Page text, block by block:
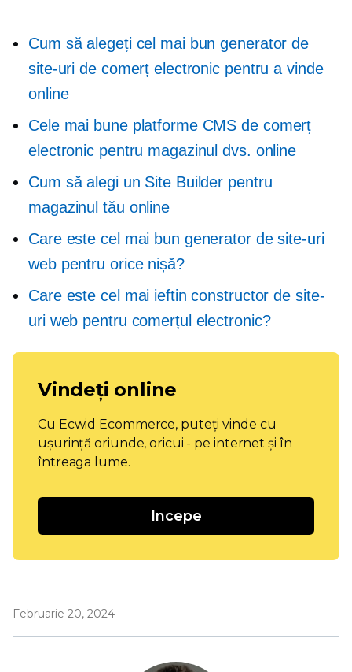
Cum să alegeți cel mai bun generator de
site-uri de comerț electronic pentru a vinde
online
Cele mai bune platforme CMS de comerț
electronic pentru magazinul dvs. online
Cum să alegi un Site Builder pentru
magazinul tău online
Care este cel mai bun generator de site-uri
web pentru orice nișă?
Care este cel mai ieftin constructor de site-
uri web pentru comerțul electronic?
Vindeți online
Cu Ecwid Ecommerce, puteți vinde cu
ușurință oriunde, oricui - pe internet și în
întreaga lume.
Incepe
Februarie 20, 2024